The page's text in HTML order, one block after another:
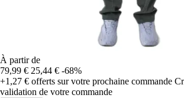
À partir de
79,99 € 25,44 € -68%
+1,27 € offerts sur votre prochaine commande
validation de votre commande